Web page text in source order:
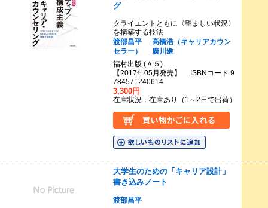
グ
クライエントともに〈望ましい状況〉
を構築する技法
渡部昌平
高橋浩（キャリアカウン
セラー）
廣川進
福村出版 (Ａ５)
【2017年05月発売】 ISBNコード 9
784571240614
3,300円
在庫状況：在庫あり（1～2日で出荷）
大学生のための「キャリア設計」
書き込みノート
渡部昌平